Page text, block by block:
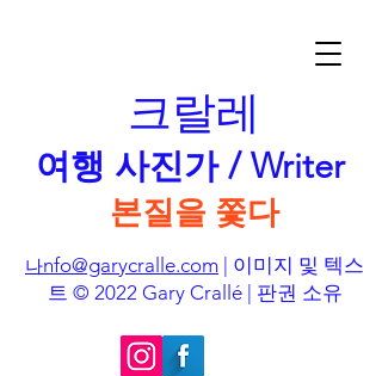
크랄레
여행 사진가 / Writer
본질을 쫓다
나nfo@garycralle.com | 이미지 및 텍스
트 © 2022 Gary Crallé | 판권 소유